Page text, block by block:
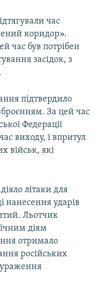
час
коридор».
час був потрібен
засідок, з
підтвердило
За цей час
Федерації
виходу, і впритул
військ, які
літаки для
нанесення ударів
Льотчик
діям
отримало
російських
ураження